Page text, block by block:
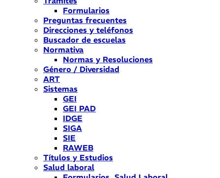
Formularios
Preguntas frecuentes
Direcciones y teléfonos
Buscador de escuelas
Normativa
Normas y Resoluciones
Género / Diversidad
ART
Sistemas
GEI
GEI PAD
IDGE
SIGA
SIE
RAWEB
Títulos y Estudios
Salud laboral